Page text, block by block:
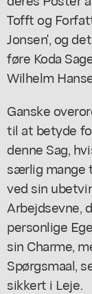
Tofft og
Jonsen', og
føre Koda
Wilhelm
Ganske
til at betyde
denne Sag,
særlig mange
ved sin
Arbejdsevne,
personlige
sin Charme,
Spørgsmaal,
sikkert i Leje.